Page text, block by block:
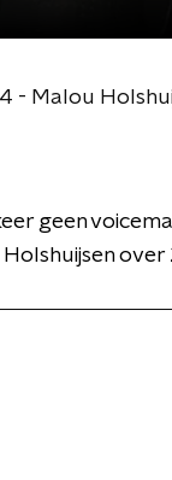
- Malou
geen
over